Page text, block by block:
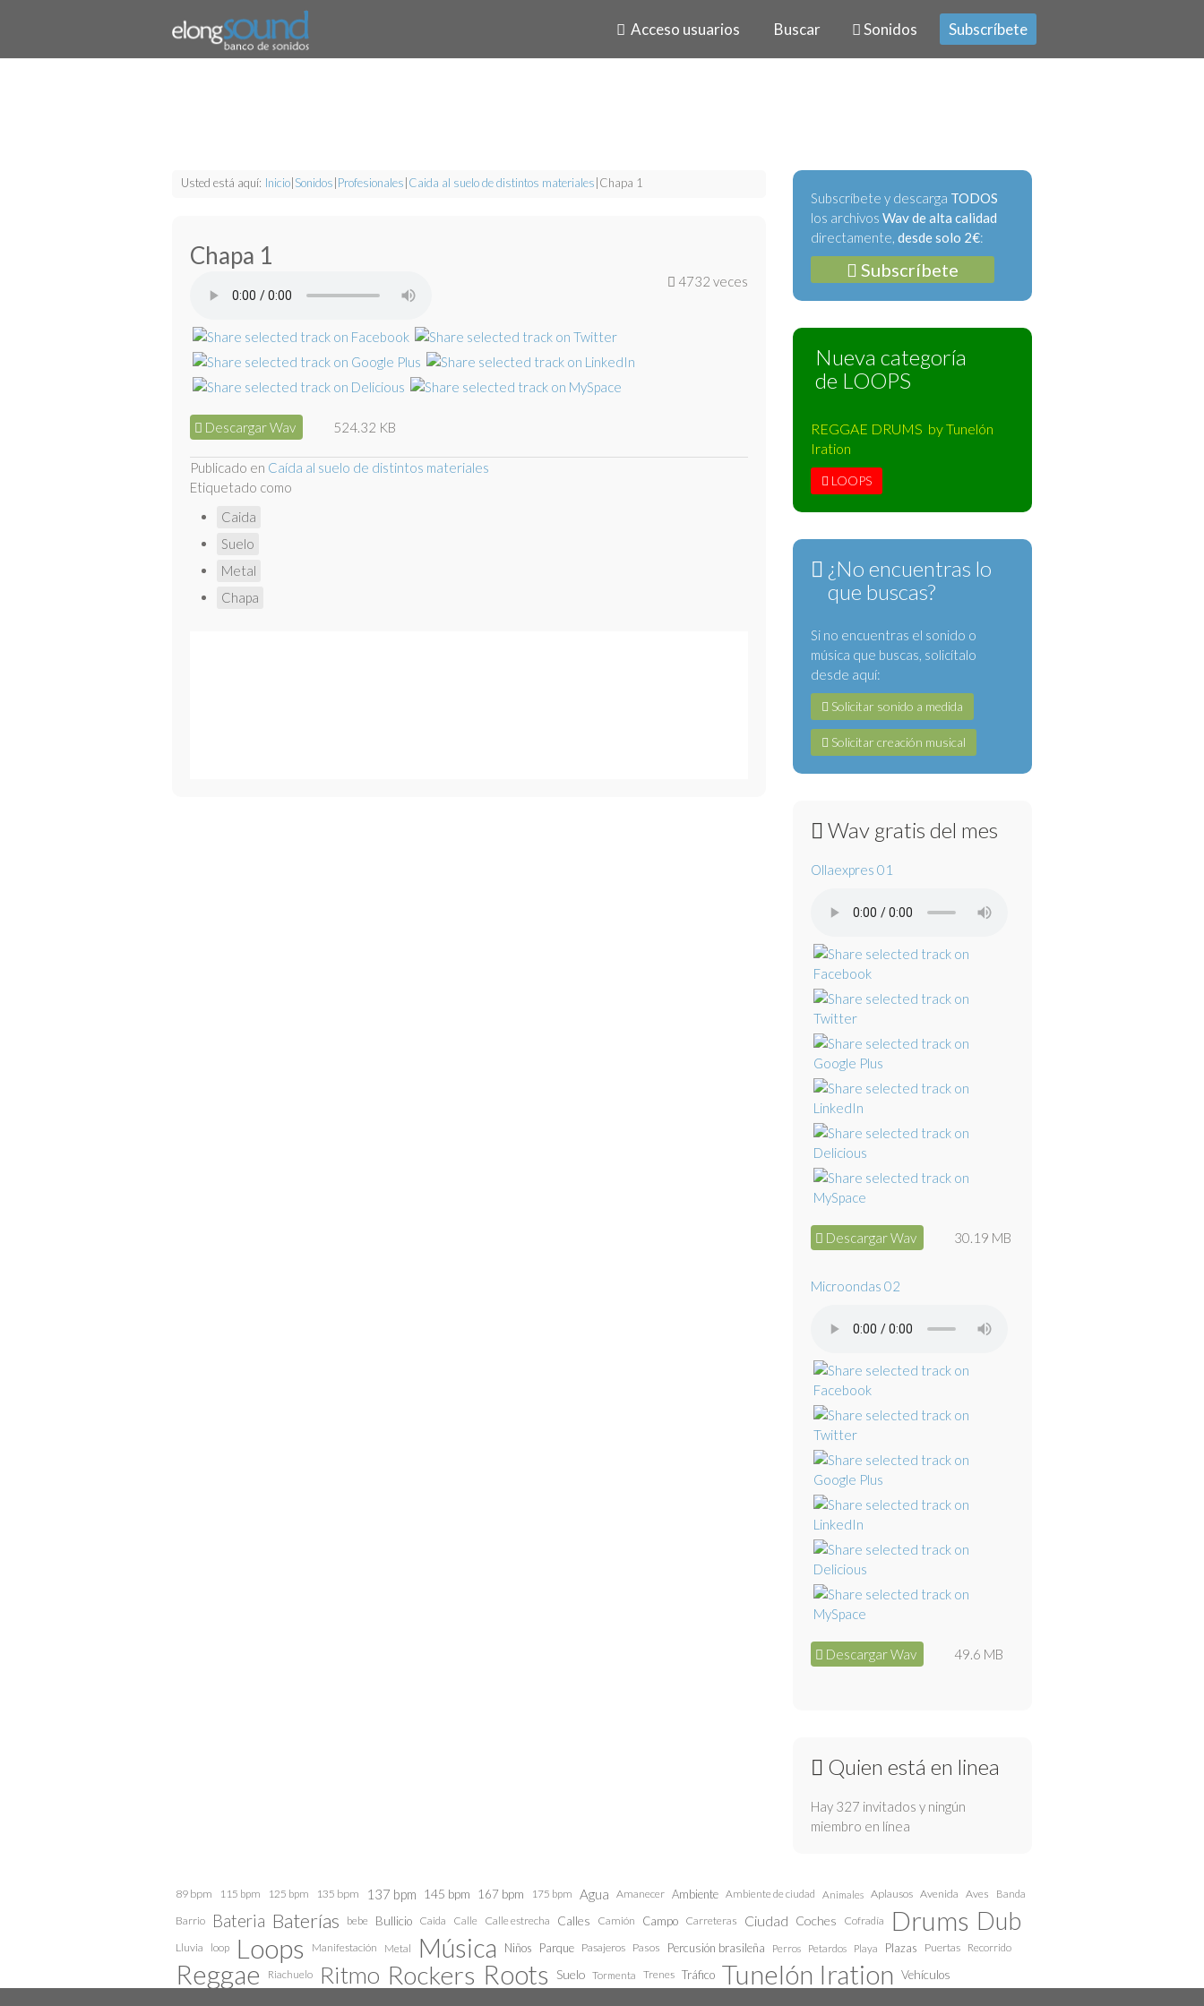
Acceso usuarios Buscar Sonidos Subscríbete
Usted está aquí: Inicio Sonidos Profesionales Caida al suelo de distintos materiales Chapa 1
Chapa 1
4732 veces
Descargar Wav 524.32 KB
Publicado en Caída al suelo de distintos materiales
Etiquetado como
Caida
Suelo
Metal
Chapa
Subscríbete y descarga TODOS
los archivos Wav de alta calidad
directamente, desde solo 2€:
Subscríbete
Nueva categoría
de LOOPS
REGGAE DRUMS by Tunelón
Iration
LOOPS
¿No encuentras lo
que buscas?
Si no encuentras el sonido o
música que buscas, solicítalo
desde aquí:
Solicitar sonido a medida
Solicitar creación musical
Wav gratis del mes
Ollaexpres 01
Descargar Wav 30.19 MB
Microondas 02
Descargar Wav 49.6 MB
Quien está en linea
Hay 327 invitados y ningún
miembro en línea
89 bpm 115 bpm 125 bpm 135 bpm 137 bpm 145 bpm 167 bpm 175 bpm Agua Amanecer Ambiente Ambiente de ciudad Animales Aplausos Avenida Aves Banda
Barrio Bateria Baterías bebe Bullicio Caida Calle Calle estrecha Calles Camión Campo Carreteras Ciudad Coches Cofradía Drums Dub
Lluvia loop Loops Manifestación Metal Música Niños Parque Pasajeros Pasos Percusión brasileña Perros Petardos Playa Plazas Puertas Recorrido
Reggae Riachuelo Ritmo Rockers Roots Suelo Tormenta Trenes Tráfico Tunelón Iration Vehículos